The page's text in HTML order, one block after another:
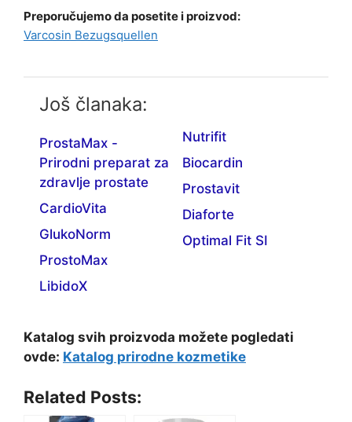
Preporučujemo da posetite i proizvod:
Varcosin Bezugsquellen
Još članaka:
ProstaMax -
Prirodni preparat za
zdravlje prostate
CardioVita
GlukoNorm
ProstoMax
LibidoX
Nutrifit
Biocardin
Prostavit
Diaforte
Optimal Fit SI
Katalog svih proizvoda možete pogledati
ovde: Katalog prirodne kozmetike
Related Posts: